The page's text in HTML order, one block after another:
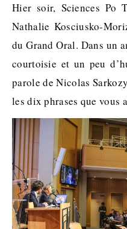
Hier soir, Sciences Po TV et La Péniche recevaient
Nathalie Kosciusko-
du Grand Oral. Dans un
courtoisie et un peu
parole de Nicolas
les dix phrases que vous